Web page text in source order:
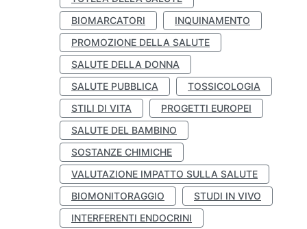
BIOMARCATORI
INQUINAMENTO
PROMOZIONE DELLA SALUTE
SALUTE DELLA DONNA
SALUTE PUBBLICA
TOSSICOLOGIA
STILI DI VITA
PROGETTI EUROPEI
SALUTE DEL BAMBINO
SOSTANZE CHIMICHE
VALUTAZIONE IMPATTO SULLA SALUTE
BIOMONITORAGGIO
STUDI IN VIVO
INTERFERENTI ENDOCRINI